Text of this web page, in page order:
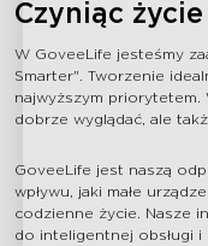
Czyniąc
W GoveeLife jesteśmy
Smarter". Tworzenie
najwyższym priorytetem.
dobrze wyglądać, ale
GoveeLife jest naszą
wpływu, jaki małe
codzienne życie. Nasze
do inteligentnej obsługi i